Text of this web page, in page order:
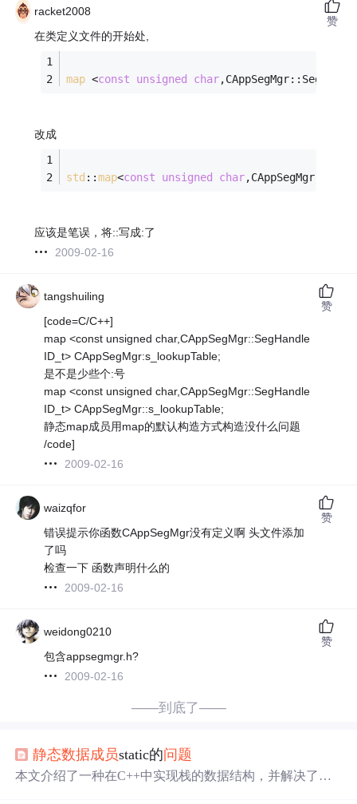
racket2008
在类定义文件的开始处,
map <const unsigned char
改成
std ::map<const unsigned char
应该是笔误，将::写成:了
2009-02-16
赞
tangshuiling
[code=C/C++]
map <const unsigned char,CAppSegMgr::SegHandle
ID_t> CAppSegMgr:s_lookupTable;
是不是少些个:号
map <const unsigned char,CAppSegMgr::SegHandle
ID_t> CAppSegMgr::s_lookupTable;
静态map成员用map的默认构造方式构造没什么问题
/code]
2009-02-16
赞
waizqfor
错误提示你函数CAppSegMgr没有定义啊 头文件添加
了吗
检查一下 函数声明什么的
2009-02-16
赞
weidong0210
包含appsegmgr.h?
2009-02-16
赞
——到底了——
静态数据成员static的问题
本文介绍了一种在C++中实现栈的数据结构，并解决了在